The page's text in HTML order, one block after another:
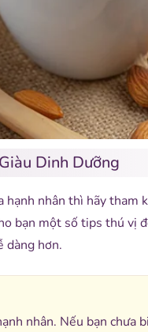
Dinh Dưỡng
hạnh nhân thì hãy tham
bạn một số tips thú vị
dàng hơn.
nhân. Nếu bạn chưa